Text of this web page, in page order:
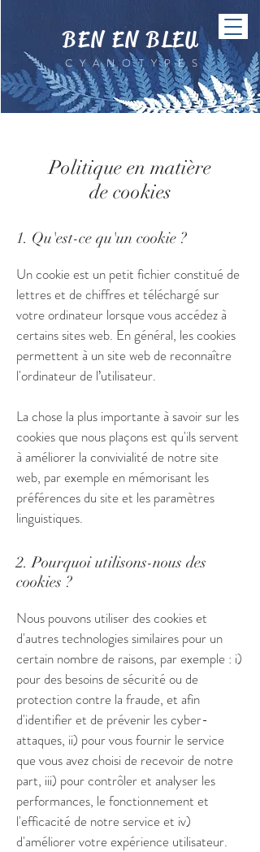
BEN EN BLEU
CYANOTYPES
Politique en matière
de cookies
1. Qu'est-ce qu'un cookie ?
Un cookie est un petit fichier constitué de
lettres et de chiffres et téléchargé sur
votre ordinateur lorsque vous accédez à
certains sites web. En général, les cookies
permettent à un site web de reconnaître
l'ordinateur de l’utilisateur.
La chose la plus importante à savoir sur les
cookies que nous plaçons est qu'ils servent
à améliorer la convivialité de notre site
web, par exemple en mémorisant les
préférences du site et les paramètres
linguistiques.
2. Pourquoi utilisons-nous des
cookies ?
Nous pouvons utiliser des cookies et
d'autres technologies similaires pour un
certain nombre de raisons, par exemple : i)
pour des besoins de sécurité ou de
protection contre la fraude, et afin
d'identifier et de prévenir les cyber-
attaques, ii) pour vous fournir le service
que vous avez choisi de recevoir de notre
part, iii) pour contrôler et analyser les
performances, le fonctionnement et
l'efficacité de notre service et iv)
d'améliorer votre expérience utilisateur.